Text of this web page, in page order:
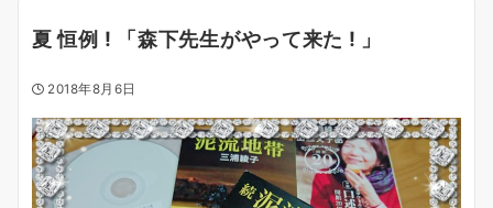
夏 恒例 ! 「森下先生がやって来た ! 」
2018年8月6日